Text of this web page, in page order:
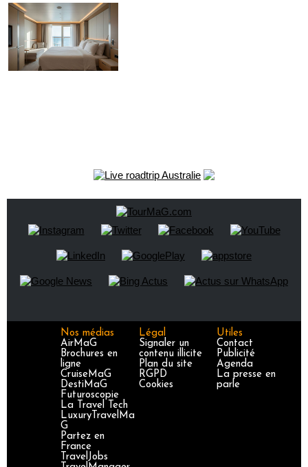
Nos médias
AirMaG
Brochures en
ligne
CruiseMaG
DestiMaG
Futuroscopie
La Travel Tech
LuxuryTravelMa
G
Partez en
France
TravelJobs
Légal
Signaler un
contenu illicite
Plan du site
RGPD
Cookies
Utiles
Contact
Publicité
Agenda
La presse en
parle